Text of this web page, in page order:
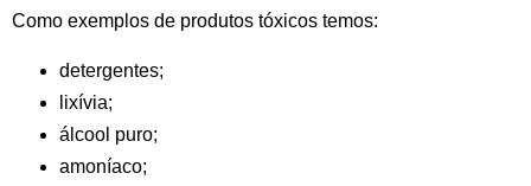
Como exemplos de produtos tóxicos temos:
detergentes;
lixívia;
álcool puro;
amoníaco;